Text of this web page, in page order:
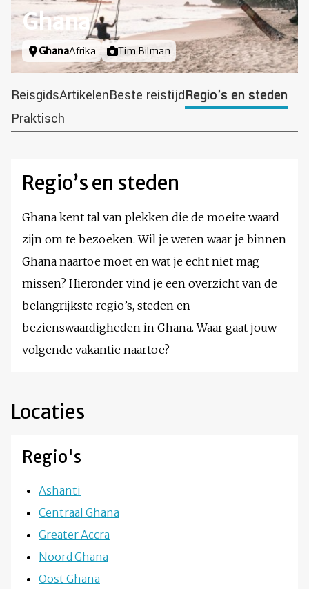
Ghana
Locatie
GhanaAfrika Foto door
Tim Bilman
ReisgidsArtikelenBeste reistijdRegio's en steden
Praktisch
Regio’s en steden
Ghana kent tal van plekken die de moeite waard
zijn om te bezoeken. Wil je weten waar je binnen
Ghana naartoe moet en wat je echt niet mag
missen? Hieronder vind je een overzicht van de
belangrijkste regio’s, steden en
bezienswaardigheden in Ghana. Waar gaat jouw
volgende vakantie naartoe?
Locaties
Regio's
Ashanti
Centraal Ghana
Greater Accra
Noord Ghana
Oost Ghana